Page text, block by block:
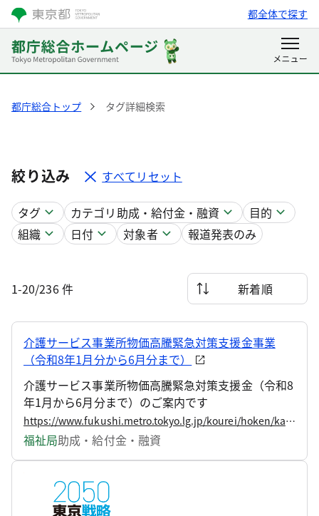
都全体で探す
都庁総合トップ タグ詳細検索
絞り込み すべてリセット
タグ カテゴリ助成・給付金・融資
目的
組織
日付 対象者 報道発表のみ
1-20/236 件 新着順
介護サービス事業所物価高騰緊急対策支援金事業
（令和8年1月分から6月分まで）
介護サービス事業所物価高騰緊急対策支援金（令和8
年1月から6月分まで）のご案内です
https://www.fukushi.metro.tokyo.lg.jp/kourei/hoken/kaigo_r8bukkakoutou1-6
福祉局助成・給付金・融資